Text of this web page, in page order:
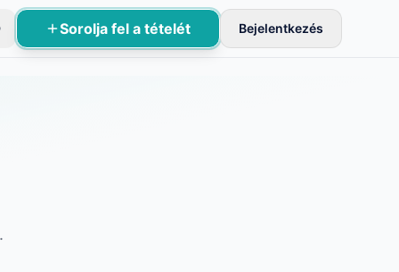
Sorolja fel a tételét Bejelentkezés